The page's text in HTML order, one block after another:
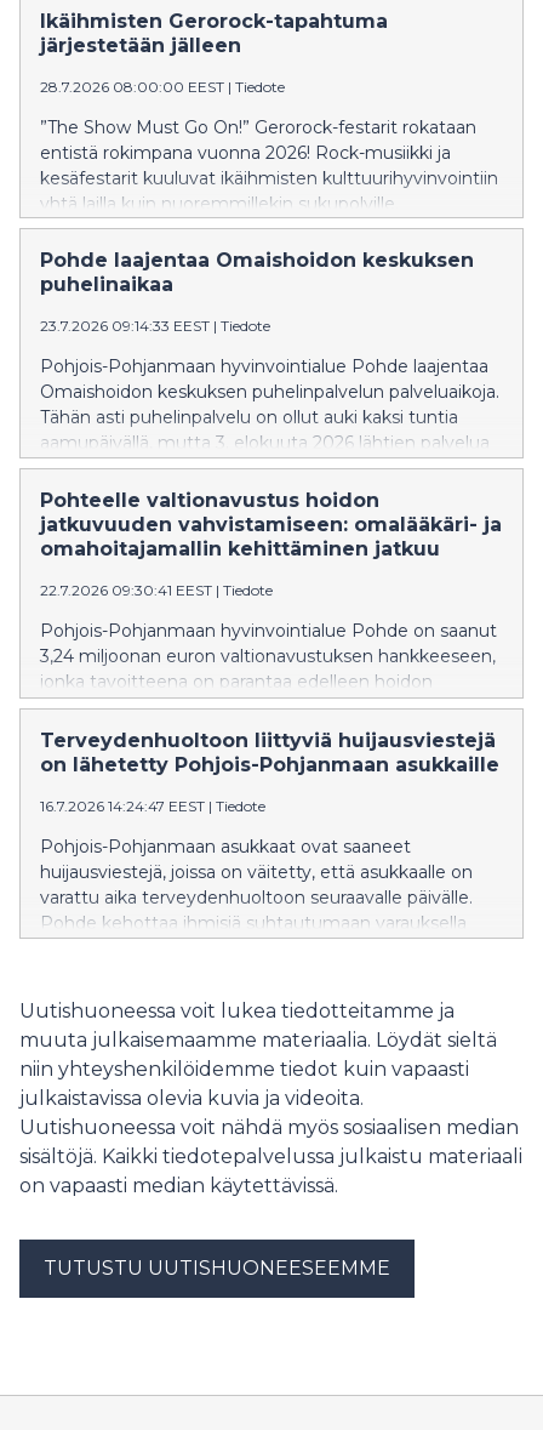
Ikäihmisten Gerorock-tapahtuma
järjestetään jälleen
28.7.2026 08:00:00 EEST | Tiedote
”The Show Must Go On!” Gerorock-festarit rokataan
entistä rokimpana vuonna 2026! Rock-musiikki ja
kesäfestarit kuuluvat ikäihmisten kulttuurihyvinvointiin
yhtä lailla kuin nuoremmillekin sukupolville.
Pohde laajentaa Omaishoidon keskuksen
puhelinaikaa
23.7.2026 09:14:33 EEST | Tiedote
Pohjois-Pohjanmaan hyvinvointialue Pohde laajentaa
Omaishoidon keskuksen puhelinpalvelun palveluaikoja.
Tähän asti puhelinpalvelu on ollut auki kaksi tuntia
aamupäivällä, mutta 3. elokuuta 2026 lähtien palvelua
saa myös kello 12–14.
Pohteelle valtionavustus hoidon
jatkuvuuden vahvistamiseen: omalääkäri- ja
omahoitajamallin kehittäminen jatkuu
22.7.2026 09:30:41 EEST | Tiedote
Pohjois-Pohjanmaan hyvinvointialue Pohde on saanut
3,24 miljoonan euron valtionavustuksen hankkeeseen,
jonka tavoitteena on parantaa edelleen hoidon
jatkuvuutta ja sujuvoittaa perusterveydenhuollon
palveluja.
Terveydenhuoltoon liittyviä huijausviestejä
on lähetetty Pohjois-Pohjanmaan asukkaille
16.7.2026 14:24:47 EEST | Tiedote
Pohjois-Pohjanmaan asukkaat ovat saaneet
huijausviestejä, joissa on väitetty, että asukkaalle on
varattu aika terveydenhuoltoon seuraavalle päivälle.
Pohde kehottaa ihmisiä suhtautumaan varauksella
Uutishuoneessa voit lukea tiedotteitamme ja
muuta julkaisemaamme materiaalia. Löydät sieltä
niin yhteyshenkilöidemme tiedot kuin vapaasti
julkaistavissa olevia kuvia ja videoita.
Uutishuoneessa voit nähdä myös sosiaalisen median
sisältöjä. Kaikki tiedotepalvelussa julkaistu materiaali
on vapaasti median käytettävissä.
TUTUSTU UUTISHUONEESEEMME